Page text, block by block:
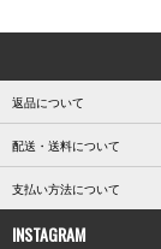
返品について
配送・送料について
支払い方法について
INSTAGRAM